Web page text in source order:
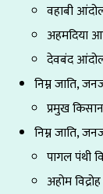
वहाबी
अहमदिया
देवबंद
निम्न जाति,
प्रमुख
निम्न जाति,
पागल पंथी
अहोम